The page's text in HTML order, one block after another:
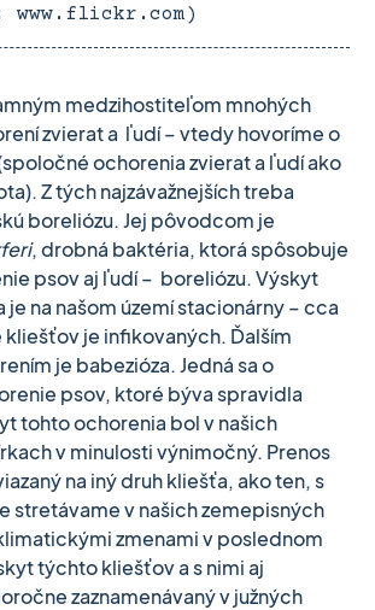
medzihostiteľom mnohých
zvierat a ľudí – vtedy hovoríme o
ochorenia zvierat a ľudí ako
Z tých najzávažnejších treba
boreliózu. Jej pôvodcom je
, drobná baktéria, ktorá spôsobuje
psov aj ľudí – boreliózu. Výskyt
na našom území stacionárny – cca
je infikovaných. Ďalším
je babezióza. Jedná sa o
psov, ktoré býva spravidla
tohto ochorenia bol v našich
v minulosti výnimočný. Prenos
na iný druh kliešťa, ako ten, s
stretávame v našich zemepisných
zmenami v poslednom
týchto kliešťov a s nimi aj
zaznamenávaný v južných